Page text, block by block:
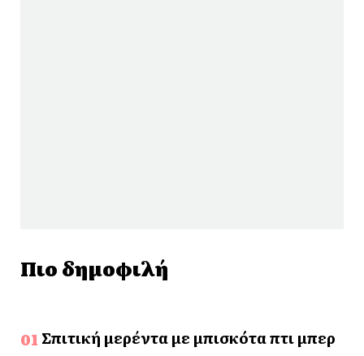
Πιο δημοφιλή
Σπιτική μερέντα με μπισκότα πτι μπερ